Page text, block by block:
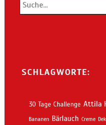
SCHLAGWORTE:
30 Tage Challenge Attila
Bananen Bärlauch Creme